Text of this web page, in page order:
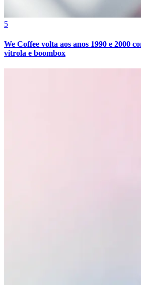
Cruzeiro
5
We Coffee volta aos anos 1990 e 2000
vitrola e boombox